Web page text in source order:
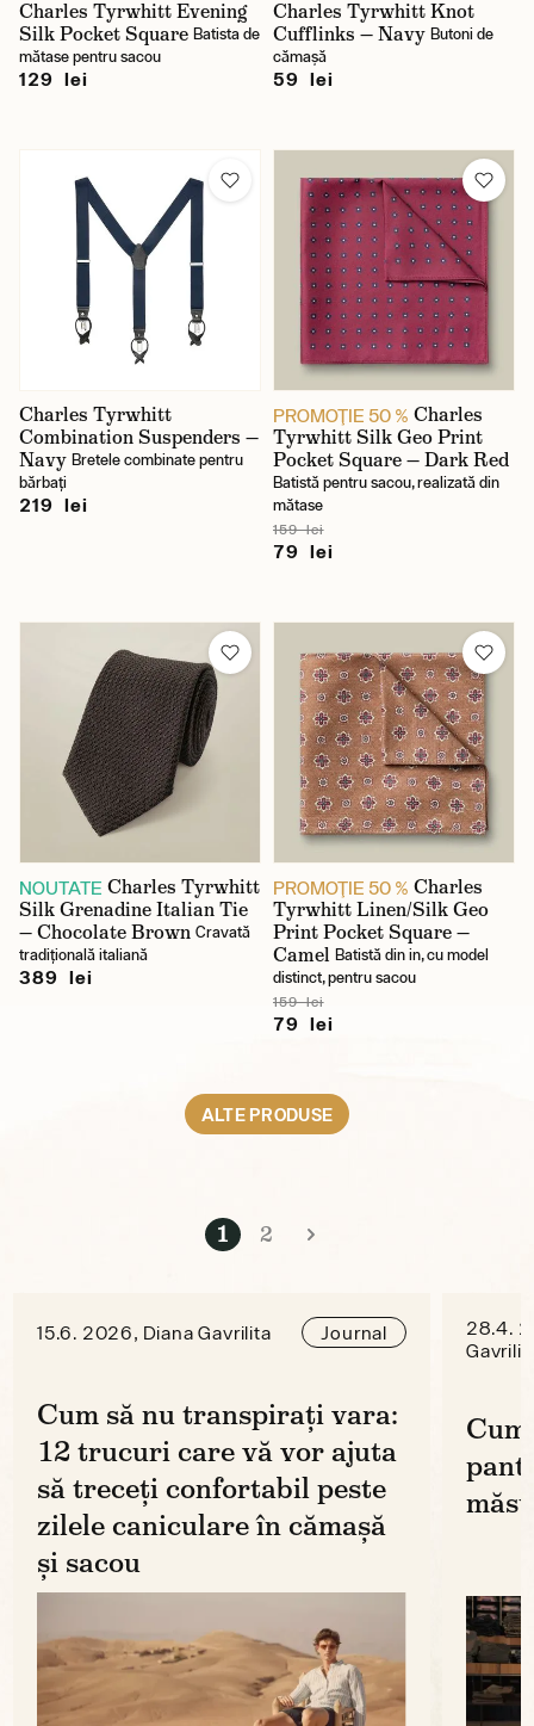
Charles Tyrwhitt Evening
Silk Pocket Square Batista de
mătase pentru sacou
129 lei
Charles Tyrwhitt Knot
Cufflinks — Navy Butoni de
cămașă
59 lei
Charles Tyrwhitt
Combination Suspenders —
Navy Bretele combinate pentru
bărbați
219 lei
PROMOŢIE 50 % Charles
Tyrwhitt Silk Geo Print
Pocket Square — Dark Red
Batistă pentru sacou, realizată din
mătase
159 lei
79 lei
NOUTATE Charles Tyrwhitt
Silk Grenadine Italian Tie
— Chocolate Brown Cravată
tradițională italiană
389 lei
PROMOŢIE 50 % Charles
Tyrwhitt Linen/Silk Geo
Print Pocket Square —
Camel Batistă din in, cu model
distinct, pentru sacou
159 lei
79 lei
ALTE PRODUSE
1 2
15.6. 2026, Diana Gavrilita Journal
Cum să nu transpirați vara:
12 trucuri care vă vor ajuta
să treceți confortabil peste
zilele caniculare în cămașă
și sacou
28.4.